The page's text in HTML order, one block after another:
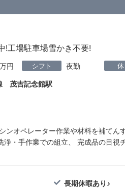
!工場駐車場雪かき不要!
円 シフト 夜勤 休
茂吉記念館駅
ンオペレーター作業や材料を補てん
・手作業での組立、 完成品の目視
長期休暇あり♪